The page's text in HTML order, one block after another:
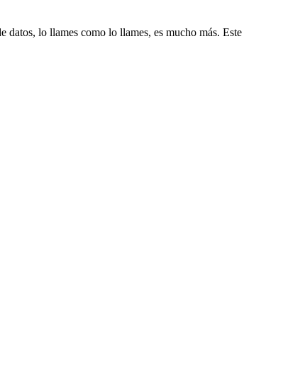
datos, lo llames como lo llames, es mucho más. Este